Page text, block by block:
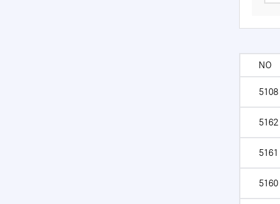
NO
5108
5162
5161
5160